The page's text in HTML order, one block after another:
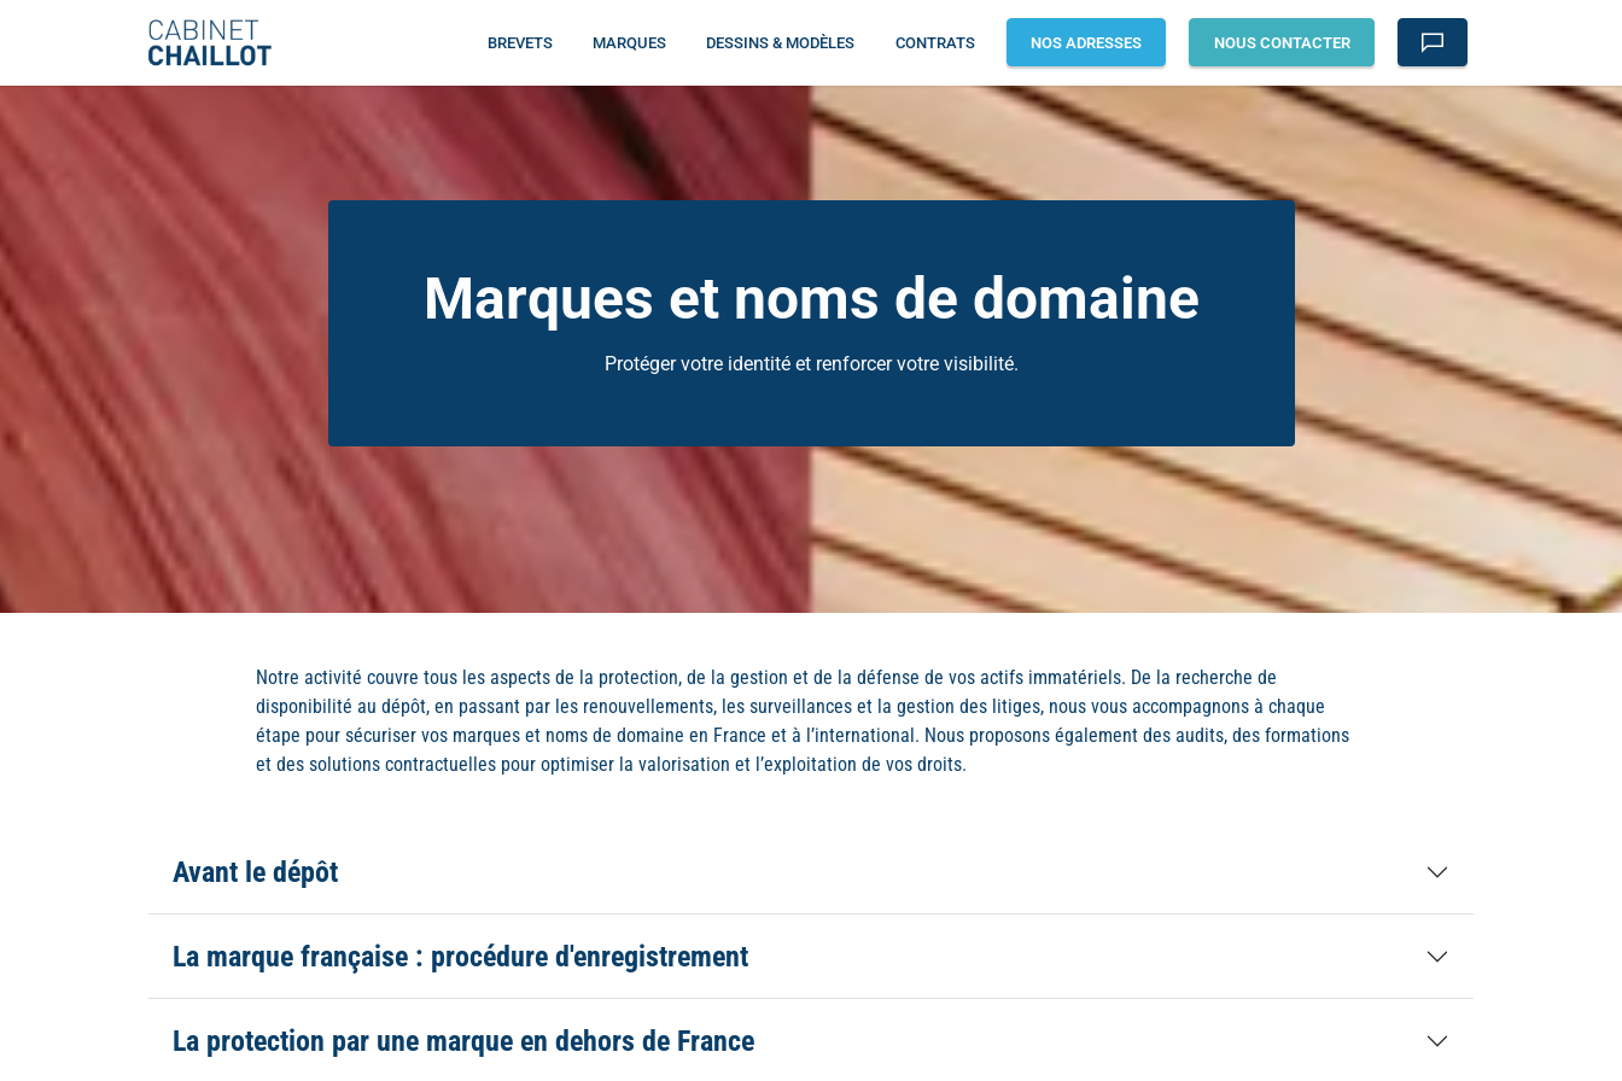
BREVETS MARQUES DESSINS & MODÈLES CONTRATS NOS ADRESSES NOUS CONTACTER
Marques et noms de domaine
Protéger votre identité et renforcer votre visibilité.
Notre activité couvre tous les aspects de la protection, de la gestion et de la défense de vos actifs immatériels. De la recherche de
disponibilité au dépôt, en passant par les renouvellements, les surveillances et la gestion des litiges, nous vous accompagnons à chaque
étape pour sécuriser vos marques et noms de domaine en France et à l’international. Nous proposons également des audits, des formations
et des solutions contractuelles pour optimiser la valorisation et l’exploitation de vos droits.
Avant le dépôt
La marque française : procédure d'enregistrement
La protection par une marque en dehors de France